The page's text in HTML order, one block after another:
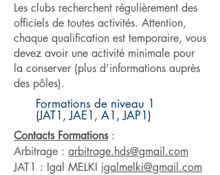
Les clubs recherchent régulièrement des
officiels de toutes activités. Attention,
chaque qualification est temporaire, vous
devez avoir une activité minimale pour
la conserver (plus d’informations auprès
des pôles).
Formations de niveau 1
(JAT1, JAE1, A1, JAP1)
Contacts Formations:
Arbitrage : arbitrage.hds@gmail.com
JAT1 : Igal MELKI igalmelki@gmail.com